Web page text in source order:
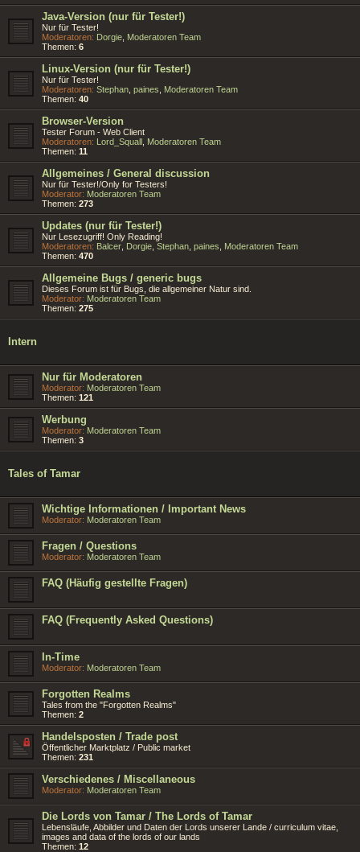
Java-Version (nur für Tester!)
Nur für Tester!
Moderatoren: Dorgie Moderatoren Team
Themen: 6
Linux-Version (nur für Tester!)
Nur für Tester!
Moderatoren: Stephan paines
Moderatoren Team
Themen: 40
Browser-Version
Tester Forum - Web Client
Moderatoren: Lord_Squall Moderatoren Team
Themen: 11
Allgemeines / General discussion
Nur für Tester!/Only for Testers!
Moderator: Moderatoren Team
Themen: 273
Updates (nur für Tester!)
Nur Lesezugriff! Only Reading!
Moderatoren: Balcer Dorgie Stephan paines
Moderatoren Team
Themen: 470
Allgemeine Bugs / generic bugs
Dieses Forum ist für Bugs, die allgemeiner Natur sind.
Moderator: Moderatoren Team
Themen: 275
Intern
Nur für Moderatoren
Moderator: Moderatoren Team
Themen: 121
Werbung
Moderator: Moderatoren Team
Themen: 3
Tales of Tamar
Wichtige Informationen / Important News
Moderator: Moderatoren Team
Fragen / Questions
Moderator: Moderatoren Team
FAQ (Häufig gestellte Fragen)
FAQ (Frequently Asked Questions)
In-Time
Moderator: Moderatoren Team
Forgotten Realms
Tales from the "Forgotten Realms"
Themen: 2
Handelsposten / Trade post
Öffentlicher Marktplatz / Public market
Themen: 231
Verschiedenes / Miscellaneous
Moderator: Moderatoren Team
Die Lords von Tamar / The Lords of Tamar
Lebensläufe, Abbilder und Daten der Lords unserer Lande / curriculum vitae,
images and data of the lords of our lands
Themen: 12